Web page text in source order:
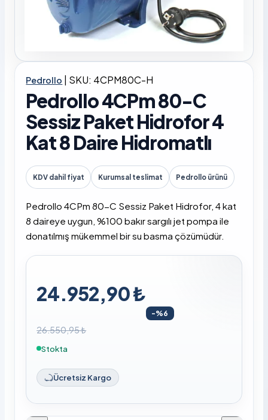
Pedrollo | SKU: 4CPM80C-H
Pedrollo 4CPm 80-C
Sessiz Paket Hidrofor 4
Kat 8 Daire Hidromatlı
KDV dahil fiyat Kurumsal teslimat Pedrollo ürünü
Pedrollo 4CPm 80-C Sessiz Paket Hidrofor, 4 kat
8 daireye uygun, %100 bakır sargılı jet pompa ile
donatılmış mükemmel bir su basma çözümüdür.
24.952,90 ₺
-%6
26.550,95 ₺
Stokta
Ücretsiz Kargo